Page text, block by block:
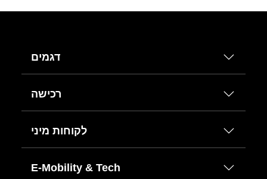
דגמים
רכישה
לקוחות מיני
E-Mobility & Tech